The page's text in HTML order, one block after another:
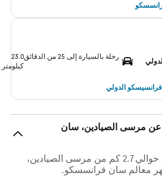
رحلة بالسيارة إلى 25 من الدقائق
23.0
كيلومتر
الدولي
عن مرسى الصيادين، سان
ذا فينيكس هوتل على بعد حوالي 2.7 كم من مرسى الصيادين،
معالم سان فرانسسكو.